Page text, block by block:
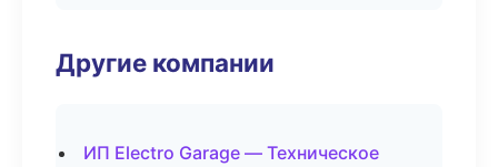
Другие компании
ИП Electro Garage — Техническое